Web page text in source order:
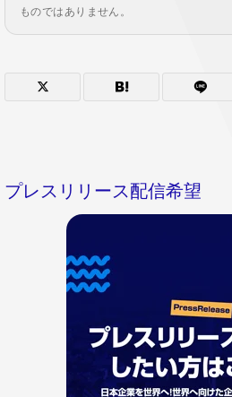
ものではありません。
プレスリリース配信希望